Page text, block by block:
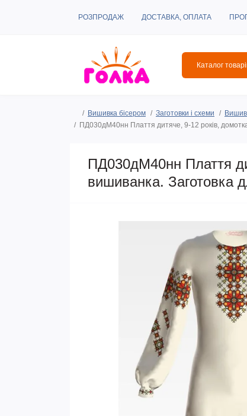
РОЗПРОДАЖ ДОСТАВКА, ОПЛАТА
Каталог
Вишивка бісером Заготовки і схеми
ПД030дМ40нн Плаття дитяче, 9-12 років,
ПД030дМ40нн Плаття
вишиванка. Заготовка